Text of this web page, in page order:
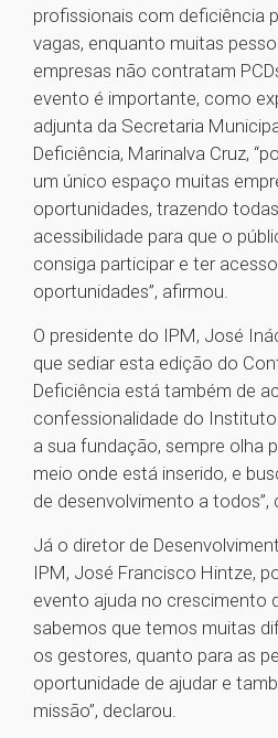
profissionais com deficiência
vagas, enquanto muitas
empresas não contratam
evento é importante, como
adjunta da Secretaria
Deficiência, Marinalva Cruz,
um único espaço muitas
oportunidades, trazendo
acessibilidade para que o
consiga participar e ter
oportunidades”, afirmou.
O presidente do IPM, José
que sediar esta edição do
Deficiência está também de
confessionalidade do
a sua fundação, sempre olha
meio onde está inserido, e
de desenvolvimento a todos”,
Já o diretor de
IPM, José Francisco Hintze,
evento ajuda no crescimento
sabemos que temos muitas
os gestores, quanto para as
oportunidade de ajudar e
missão”, declarou.